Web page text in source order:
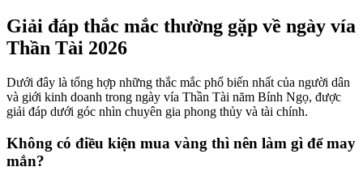
Giải đáp thắc mắc thường gặp về ngày vía
Thần Tài 2026
Dưới đây là tổng hợp những thắc mắc phổ biến nhất của người dân
và giới kinh doanh trong ngày vía Thần Tài năm Bính Ngọ, được
giải đáp dưới góc nhìn chuyên gia phong thủy và tài chính.
Không có điều kiện mua vàng thì nên làm gì để may
mắn?